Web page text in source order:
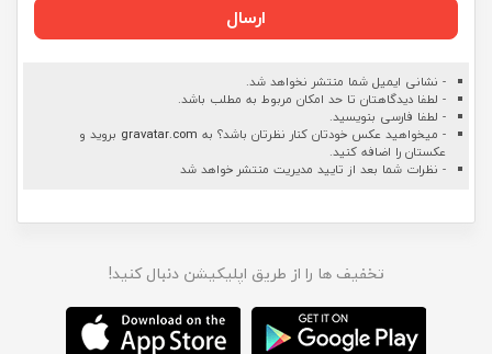
ارسال
- نشانی ایمیل شما منتشر نخواهد شد.
- لطفا دیدگاهتان تا حد امکان مربوط به مطلب باشد.
- لطفا فارسی بنویسید.
- میخواهید عکس خودتان کنار نظرتان باشد؟ به gravatar.com بروید و
عکستان را اضافه کنید.
- نظرات شما بعد از تایید مدیریت منتشر خواهد شد
تخفیف ها را از طریق اپلیکیشن دنبال کنید!